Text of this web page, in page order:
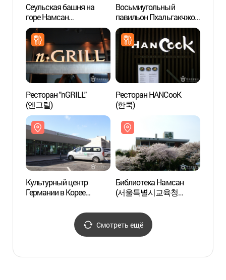
Сеульская башня на
горе Намсан
(남산서울타워)
Восьмиугольный
павильон Пхальгакчжон
(남산 팔각정)
Ресторан "nGRILL"
(엔그릴)
Ресторан HANCooK
(한쿡)
Культурный центр
Германии в Корее
Библиотека Намсан
(서울특별시교육청
Смотреть ещё